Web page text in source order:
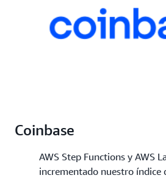
Coinbase
AWS Step Functions y AWS
incrementado nuestro índice